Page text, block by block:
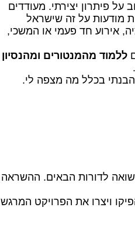
פיתרון יצירתי. מעודדים
מודעות על זה שישראל
אירוע חד פעמי או המשכי,
ללמוד מהמנטורים ומהנסיון
הבנתי בכלל מה מצפה לי.
לדורות הבאים. ההשראה
ויצרו את הפרויקט המרגש